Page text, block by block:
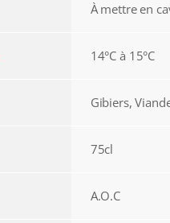
À mettre en
14°C à 15°C
Gibiers,
75cl
A.O.C